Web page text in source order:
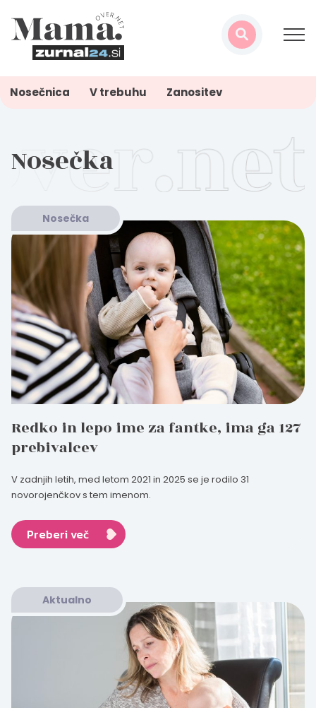
Nosečnica V trebuhu Zanositev
Nosečka
Nosečka
Redko in lepo ime za fantke, ima ga 127
prebivalcev
V zadnjih letih, med letom 2021 in 2025 se je rodilo 31
novorojenčkov s tem imenom.
Preberi več
Aktualno